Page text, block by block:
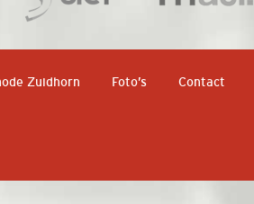
Zuidhorn Foto’s Contact